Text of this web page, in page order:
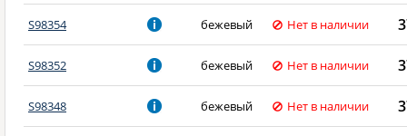
S98354 бежевый Нет в наличии
S98352 бежевый Нет в наличии
S98348 бежевый Нет в наличии